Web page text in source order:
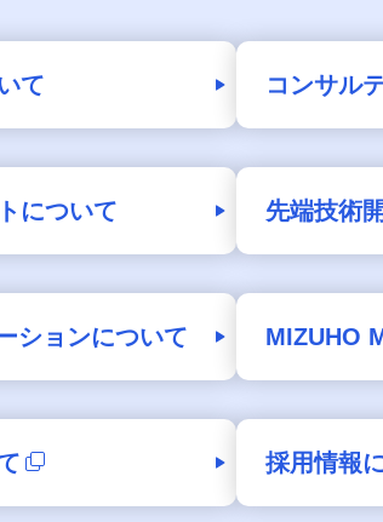
て コンサル
について 先端技術
ションについて MIZUHO
採用情報